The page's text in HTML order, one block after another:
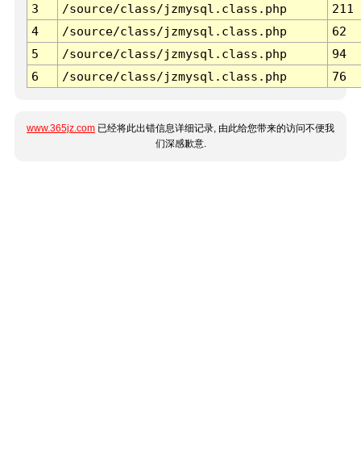
3 /source/class/jzmysql.class.php
211
4
/source/class/jzmysql.class.php
62
5
/source/class/jzmysql.class.php
94
6
/source/class/jzmysql.class.php 76
www.365jz.com 已经将此出错信息详细记录, 由此给您带来的访问不便我
们深感歉意.